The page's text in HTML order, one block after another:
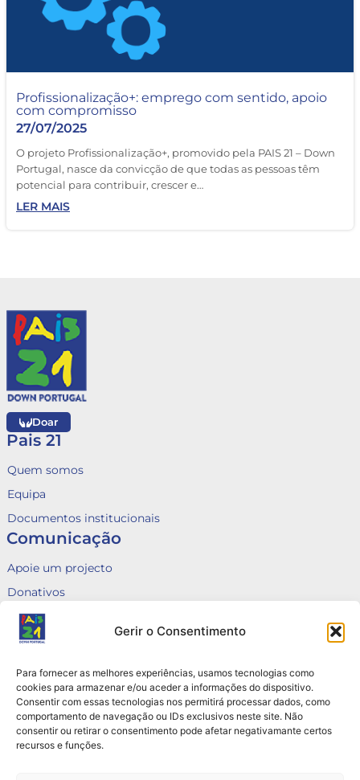
Gerir o Consentimento
Para fornecer as melhores experiências, usamos tecnologias como
cookies para armazenar e/ou aceder a informações do dispositivo.
Consentir com essas tecnologias nos permitirá processar dados, como
comportamento de navegação ou IDs exclusivos neste site. Não
consentir ou retirar o consentimento pode afetar negativamante certos
recursos e funções.
Profissionalização+: emprego com sentido, apoio
com compromisso
27/07/2025
O projeto Profissionalização+, promovido pela PAIS 21 – Down
Portugal, nasce da convicção de que todas as pessoas têm
potencial para contribuir, crescer e…
LER MAIS
Doar
Pais 21
Quem somos
Equipa
Documentos institucionais
Comunicação
Apoie um projecto
Donativos
Fale connosco
Voluntariado
Queixas
Contactos
Rua do Arco do Marquês de Alegrete nº6, 3B e 3C
1110 — 034 Lisboa